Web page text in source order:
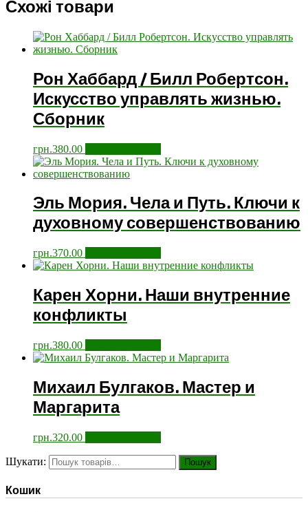
Схожі товари
Рон Хаббард / Билл Робертсон.
Искусство управлять жизнью.
Сборник
грн.380.00
Эль Мория. Чела и Путь. Ключи к
духовному совершенствованию
грн.370.00
Карен Хорни. Наши внутренние
конфликты
грн.380.00
Михаил Булгаков. Мастер и
Маргарита
грн.320.00
Шукати: Пошук
Кошик